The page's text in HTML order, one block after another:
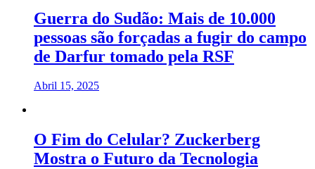
Guerra do Sudão: Mais de 10.000
pessoas são forçadas a fugir do campo
de Darfur tomado pela RSF
Abril 15, 2025
O Fim do Celular? Zuckerberg
Mostra o Futuro da Tecnologia